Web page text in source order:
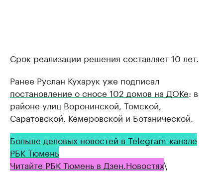
Срок реализации решения составляет 10 лет.
Ранее Руслан Кухарук уже подписал
постановление о сносе 102 домов на ДОКе: в
районе улиц Воронинской, Томской,
Саратовской, Кемеровской и Ботанической.
Больше деловых новостей в Telegram-канале
РБК Тюмень
Читайте РБК Тюмень в Дзен.Новостях\